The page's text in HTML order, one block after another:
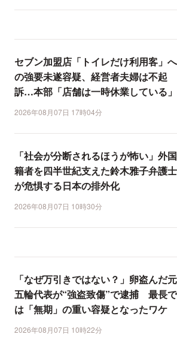
セブン加盟店「トイレだけ利用客」へ
の強要未遂容疑、経営者夫婦は不起
訴…本部「店舗は一時休業している」
2026年08月07日 17時04分
「社会が分断されるほうが怖い」外国
籍者を四半世紀支えた鈴木雅子弁護士
が危惧する日本の排外化
2026年08月07日 10時30分
「なぜ万引きではない？」卵盗んだ元
五輪代表が“強盗致傷”で逮捕 最長で
は「無期」の重い容疑となったワケ
2026年08月07日 10時22分